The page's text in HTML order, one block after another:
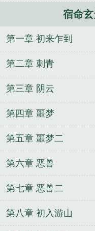
帝师县尊 横推
子弟啊
诡秘：灾祸
原来我才是怪物
宿命
第一章 初来乍到
第二章 刺青
第三章 阴云
第四章 噩梦
第五章 噩梦二
第六章 恶兽
第七章 恶兽二
第八章 初入游山